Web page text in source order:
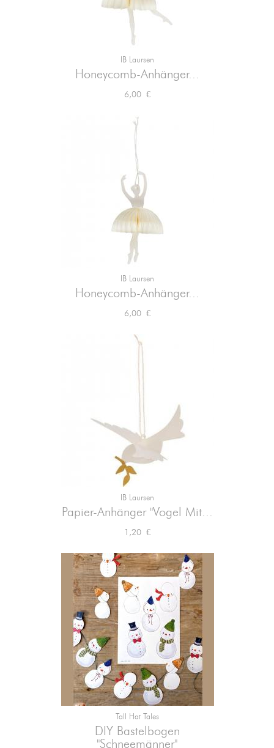
IB Laursen
Honeycomb-Anhänger...
Preis
6,00 €
IB Laursen
Honeycomb-Anhänger...
Preis
6,00 €
IB Laursen
Papier-Anhänger "Vogel Mit...
Preis
1,20 €
Tall Hat Tales
DIY Bastelbogen
"Schneemänner"